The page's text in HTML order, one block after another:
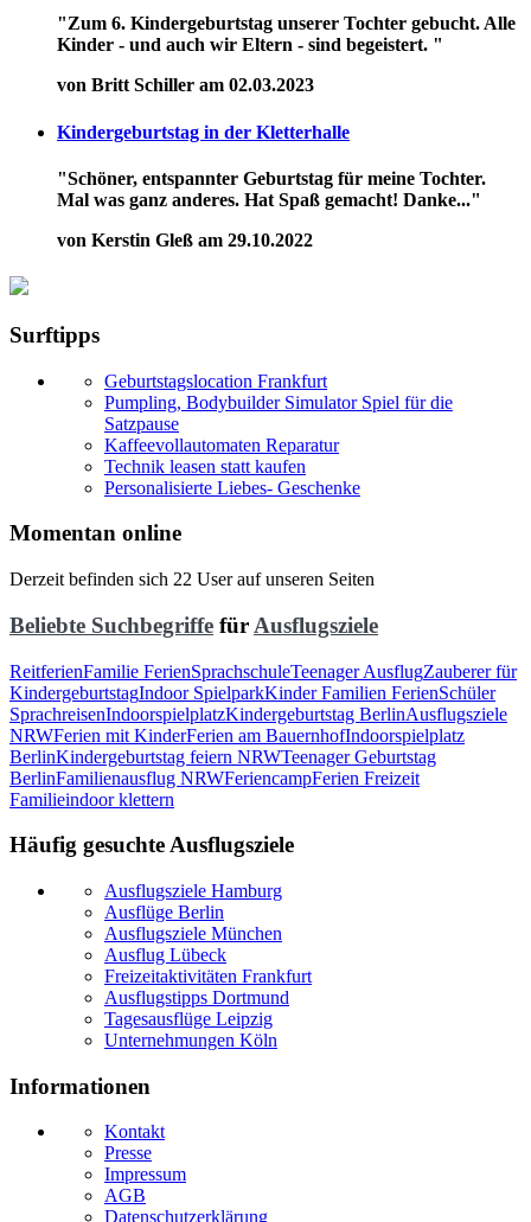
"Zum 6. Kindergeburtstag unserer Tochter gebucht. Alle
Kinder - und auch wir Eltern - sind begeistert. "
von Britt Schiller am 02.03.2023
Kindergeburtstag in der Kletterhalle
"Schöner, entspannter Geburtstag für meine Tochter.
Mal was ganz anderes. Hat Spaß gemacht! Danke..."
von Kerstin Gleß am 29.10.2022
Surftipps
Geburtstagslocation Frankfurt
Pumpling, Bodybuilder Simulator Spiel für die
Satzpause
Kaffeevollautomaten Reparatur
Technik leasen statt kaufen
Personalisierte Liebes- Geschenke
Momentan online
Derzeit befinden sich 22 User auf unseren Seiten
Beliebte Suchbegriffe für Ausflugsziele
ReitferienFamilie FerienSprachschuleTeenager AusflugZauberer für
KindergeburtstagIndoor SpielparkKinder Familien FerienSchüler
SprachreisenIndoorspielplatzKindergeburtstag BerlinAusflugsziele
NRWFerien mit KinderFerien am BauernhofIndoorspielplatz
BerlinKindergeburtstag feiern NRWTeenager Geburtstag
BerlinFamilienausflug NRWFeriencampFerien Freizeit
Familieindoor klettern
Häufig gesuchte Ausflugsziele
Ausflugsziele Hamburg
Ausflüge Berlin
Ausflugsziele München
Ausflug Lübeck
Freizeitaktivitäten Frankfurt
Ausflugstipps Dortmund
Tagesausflüge Leipzig
Unternehmungen Köln
Informationen
Kontakt
Presse
Impressum
AGB
Datenschutzerklärung